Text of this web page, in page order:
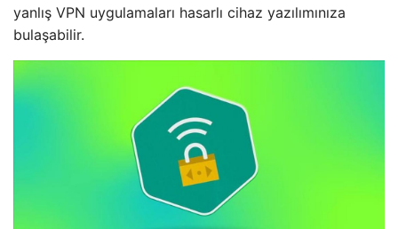
yanlış VPN uygulamaları hasarlı cihaz yazılımınıza
bulaşabilir.